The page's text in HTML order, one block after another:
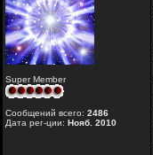
Super Member
Сообщений всего: 2486
Дата рег-ции: Нояб. 2010